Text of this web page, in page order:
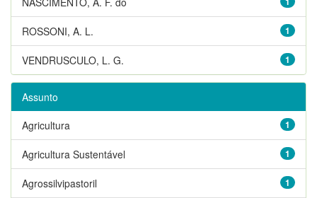
1
ROSSONI, A. L.
1
VENDRUSCULO, L. G.
Assunto
1
Agricultura
1
Agricultura Sustentável
1
Agrossilvipastoril